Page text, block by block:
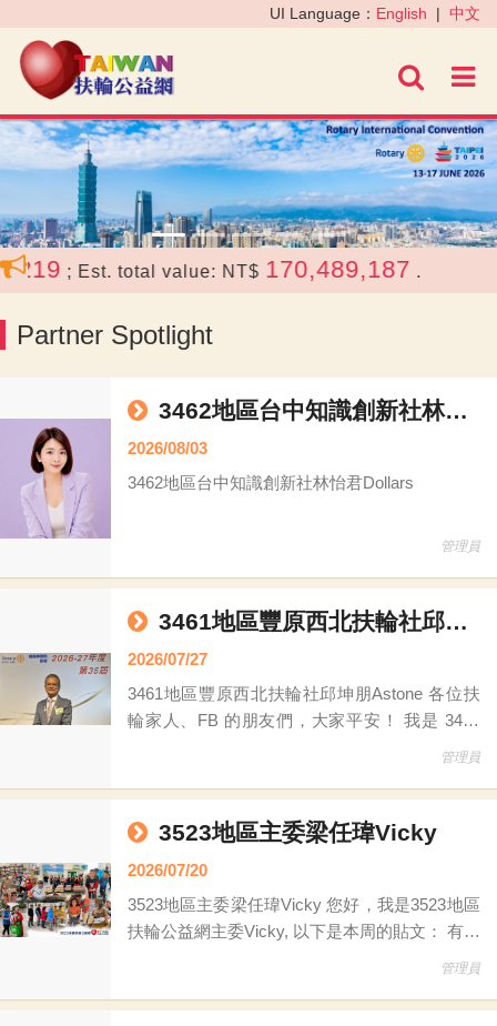
進階
UI Language： English | 中文
‹ ›
; Est. total value: NT$ 170,489,187 .
Partner Spotlight
3462地區台中知識創新社林怡君Dollars
2026/08/03
3462地區台中知識創新社林怡君Dollars
管理員
3461地區豐原西北扶輪社邱坤朋Astone
2026/07/27
3461地區豐原西北扶輪社邱坤朋Astone 各位扶
輪家人、FB 的朋友們，大家平安！ 我是 3461
地區，豐原西北扶輪社的 邱坤朋 Astone。 這週
拿到了麥克風，不跟大家爆料一下公益網的「光
速魔法」，怎麼對得起這個頭銜呢？ *110台老
我們幹了一件大事：一口氣募集了 110
管理員
3523地區主委梁任瑋Vicky
2026/07/20
3523地區主委梁任瑋Vicky 您好，我是3523地區
扶輪公益網主委Vicky, 以下是本周的貼文： 有時
候，改變一個人的生活，不一定要做一件驚天動
一張床、一台輪椅、一批孩子需要的文具；對扶
管理員